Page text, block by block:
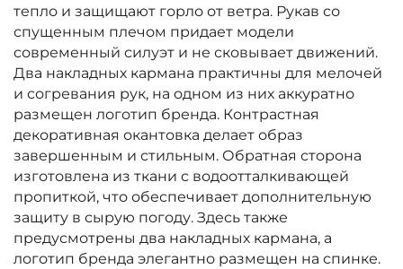
тепло и защищают горло от ветра. Рукав со
спущенным плечом придает модели
современный силуэт и не сковывает движений.
Два накладных кармана практичны для мелочей
и согревания рук, на одном из них аккуратно
размещен логотип бренда. Контрастная
декоративная окантовка делает образ
завершенным и стильным. Обратная сторона
изготовлена из ткани с водоотталкивающей
пропиткой, что обеспечивает дополнительную
защиту в сырую погоду. Здесь также
предусмотрены два накладных кармана, а
логотип бренда элегантно размещен на спинке.